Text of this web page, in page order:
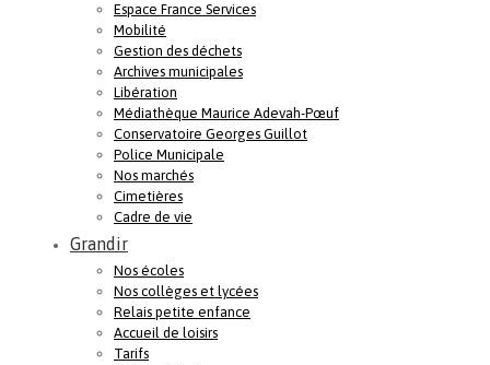
Espace France Services
Mobilité
Gestion des déchets
Archives municipales
Libération
Médiathèque Maurice Adevah-Pœuf
Conservatoire Georges Guillot
Police Municipale
Nos marchés
Cimetières
Cadre de vie
Grandir
Nos écoles
Nos collèges et lycées
Relais petite enfance
Accueil de loisirs
Tarifs